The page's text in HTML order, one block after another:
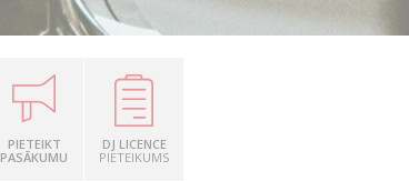
PIETEIKT
PASĀKUMU
DJ LICENCE
PIETEIKUMS